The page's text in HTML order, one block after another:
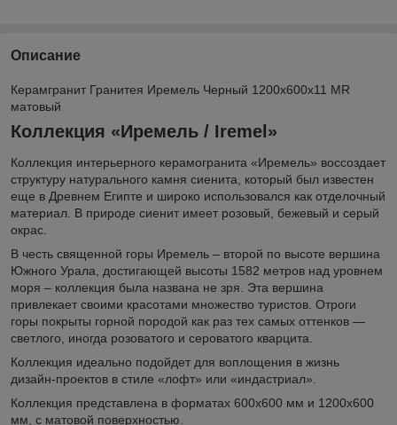
Описание
Керамгранит Гранитея Иремель Черный 1200х600х11 MR
матовый
Коллекция «Иремель / Iremel»
Коллекция интерьерного керамогранита «Иремель» воссоздает
структуру натурального камня сиенита, который был известен
еще в Древнем Египте и широко использовался как отделочный
материал. В природе сиенит имеет розовый, бежевый и серый
окрас.
В честь священной горы Иремель – второй по высоте вершина
Южного Урала, достигающей высоты 1582 метров над уровнем
моря – коллекция была названа не зря. Эта вершина
привлекает своими красотами множество туристов. Отроги
горы покрыты горной породой как раз тех самых оттенков —
светлого, иногда розоватого и сероватого кварцита.
Коллекция идеально подойдет для воплощения в жизнь
дизайн-проектов в стиле «лофт» или «индастриал».
Коллекция представлена в форматах 600х600 мм и 1200х600
мм, с матовой поверхностью.